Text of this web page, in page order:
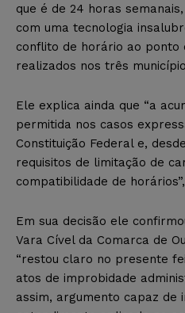
que é de 24 horas
com uma tecnologia
conflito de horário ao ponto
realizados nos três
Ele explica ainda que “a
permitida nos casos
Constituição Federal e,
requisitos de limitação de
compatibilidade de
Em sua decisão ele
Vara Cível da Comarca de
“restou claro no presente
atos de improbidade
assim, argumento capaz de